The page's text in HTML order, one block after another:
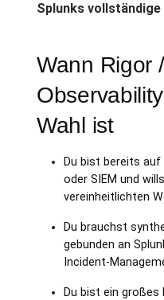
Splunks
Wann Rigor
Wahl ist
Du bist bereits
oder SIEM und
vereinheitlichten
Du brauchst
gebunden an
Incident-
Du bist ein